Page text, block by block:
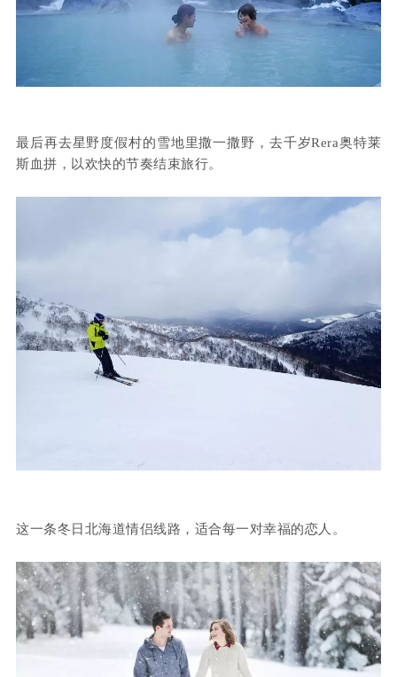
最后再去星野度假村的雪地里撒一撒野，去千岁Rera奥特莱
斯血拼，以欢快的节奏结束旅行。
这一条冬日北海道情侣线路，适合每一对幸福的恋人。